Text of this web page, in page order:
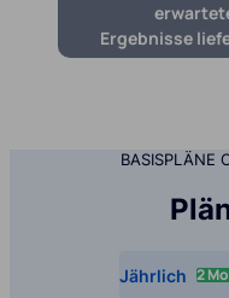
Ergebnisse
BASISPLÄNE
Jährlich 2